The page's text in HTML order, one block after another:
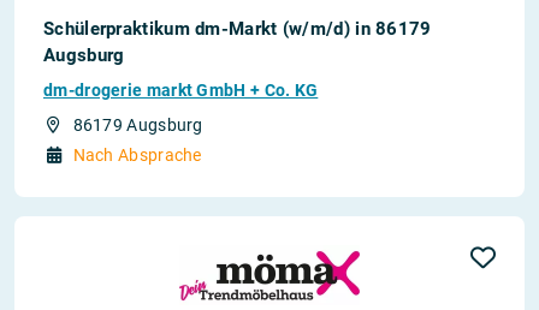
Schülerpraktikum dm-Markt (w/m/d) in 86179
Augsburg
dm-drogerie markt GmbH + Co. KG
86179 Augsburg
Nach Absprache